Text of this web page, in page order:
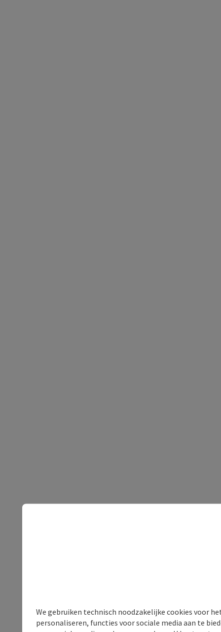
We gebruiken technisch noodzakelijke cookies voor
personaliseren, functies voor sociale media aan te